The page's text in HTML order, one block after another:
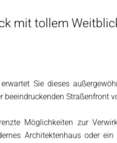
mit tollem
Sie dieses
beeindruckenden Straßenfront
Möglichkeiten zur
Architektenhaus oder